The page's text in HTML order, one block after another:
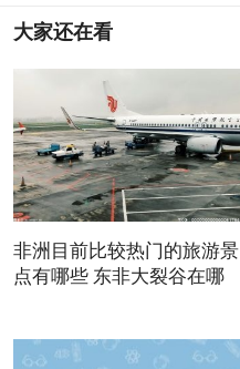
大家还在看
非洲目前比较热门的旅游景
点有哪些 东非大裂谷在哪